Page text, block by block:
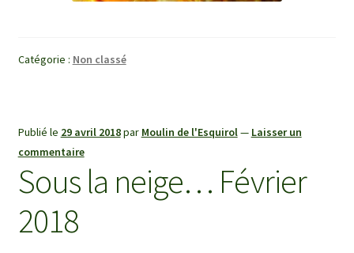
Catégorie : Non classé
Publié le 29 avril 2018par Moulin de l'Esquirol— Laisser un
commentaire
Sous la neige… Février
2018